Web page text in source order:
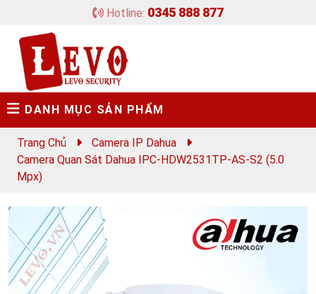
Hotline: 0345 888 877
DANH MỤC SẢN PHẨM
Trang Chủ
Camera IP Dahua
Camera Quan Sát Dahua IPC-HDW2531TP-AS-S2 (5.0
Mpx)